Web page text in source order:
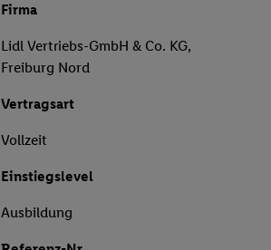
Firma
Lidl Vertriebs-GmbH & Co. KG,
Freiburg Nord
Vertragsart
Vollzeit
Einstiegslevel
Ausbildung